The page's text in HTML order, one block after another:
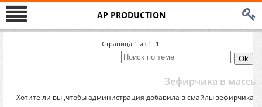
AP PRODUCTION
Страница 1 из 1 1
Зефирчика в массы
Хотите ли вы ,чтобы администрация добавила в смайлы зефирчика ?